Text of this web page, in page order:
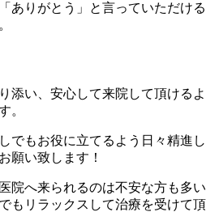
ありがとう」と言っていただける
添い、安心して来院して頂けるよ
。
でもお役に立てるよう日々精進し
願い致します！
院へ来られるのは不安な方も多い
もリラックスして治療を受けて頂